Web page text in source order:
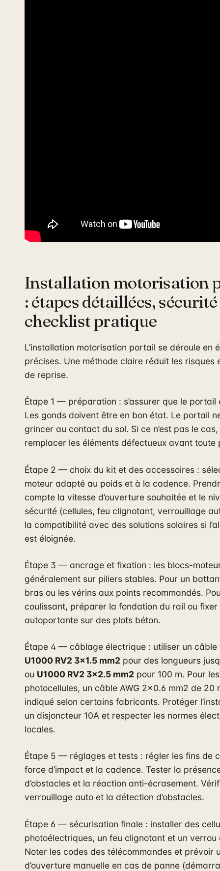
Installation motorisation
: étapes détaillées,
checklist pratique
L’installation motorisation portail se déroule en
précises. Une méthode claire réduit les risques
de reprise.
Étape 1 — préparation : s’assurer que le portail
Les gonds doivent être en bon état. Le portail
grincer au contact du sol. Si ce n’est pas le
remplacer les éléments défectueux avant toute
Étape 2 — choix du kit et des accessoires :
moteur adapté au poids et à la cadence.
compte la vitesse d’ouverture souhaitée et le
sécurité (cellules, feu clignotant, verrouillage
la compatibilité avec des solutions solaires si
est éloignée.
Étape 3 — ancrage et fixation : les blocs-
généralement sur piliers stables. Pour un
bras ou les vérins aux points recommandés.
coulissant, préparer la fondation du rail ou
autoportante sur des plots béton.
Étape 4 — câblage électrique : utiliser un câble
U1000 RV2 3×1.5 mm2 pour des longueurs
ou U1000 RV2 3×2.5 mm2 pour 100 m. Pour les
photocellules, un câble AWG 2×0.6 mm2 de 20
indiqué selon certains fabricants. Protéger
un disjoncteur 10A et respecter les normes
locales.
Étape 5 — réglages et tests : régler les fins de
force d’impact et la cadence. Tester la
d’obstacles et la réaction anti-écrasement.
verrouillage auto et la détection d’obstacles.
Étape 6 — sécurisation finale : installer des
photoélectriques, un feu clignotant et un verrou
Noter les codes des télécommandes et prévoir
d’ouverture manuelle en cas de panne